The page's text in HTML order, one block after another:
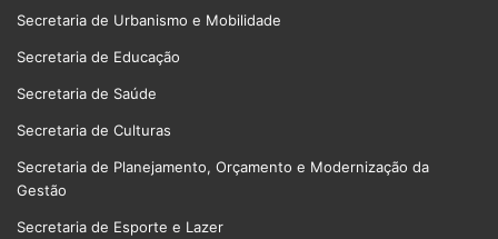
Secretaria de Urbanismo e Mobilidade
Secretaria de Educação
Secretaria de Saúde
Secretaria de Culturas
Secretaria de Planejamento, Orçamento e Modernização da
Gestão
Secretaria de Esporte e Lazer